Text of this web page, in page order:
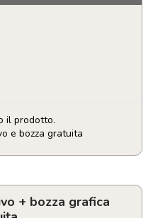
il prodotto.
e bozza gratuita
+ bozza grafica